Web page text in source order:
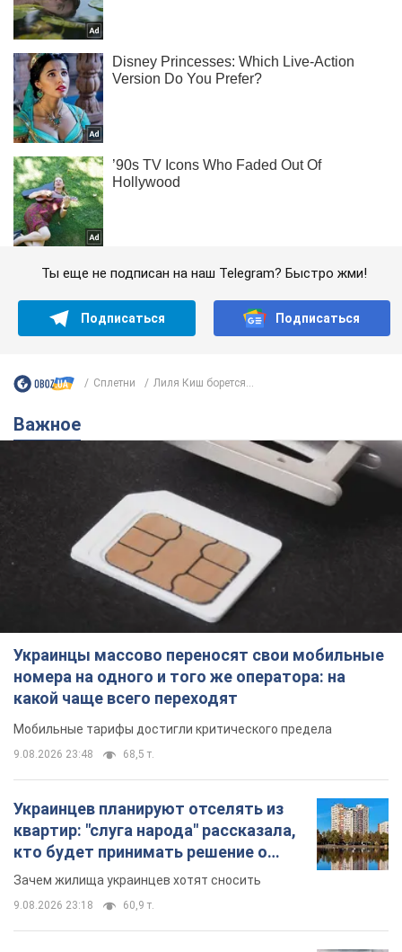
Ты еще не подписан на наш Telegram? Быстро жми!
Подписаться Подписаться
Сплетни Лиля Киш борется...
Важное
Украинцы массово переносят свои мобильные
номера на одного и того же оператора: на
какой чаще всего переходят
Мобильные тарифы достигли критического предела
9.08.2026 23:48 68,5 т.
Украинцев планируют отселять из
квартир: "слуга народа" рассказала,
кто будет принимать решение о
сносе домов
Зачем жилища украинцев хотят сносить
9.08.2026 23:18 60,9 т.